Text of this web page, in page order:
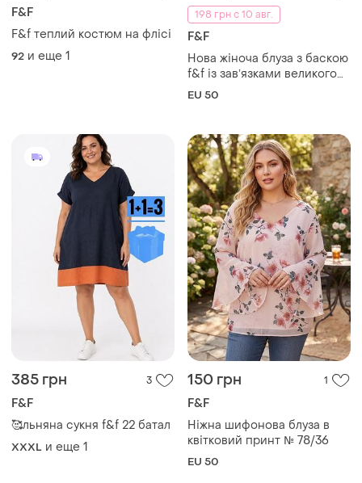
F&F
F&f теплий костюм на флісі
92 и еще 1
198 грн с 10 авг.
F&F
Нова жіноча блуза з баскою
f&f із завʼязками великого
розміру. чорно‑біла
EU 50
385 грн 3
F&F
🥰льняна сукня f&f 22 батал
XXXL и еще 1
150 грн 1
F&F
Ніжна шифонова блуза в
квітковий принт № 78/36
EU 50